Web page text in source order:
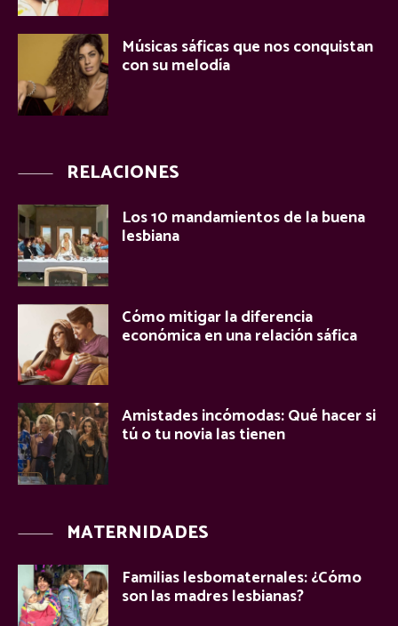
Músicas sáficas que nos conquistan
con su melodía
RELACIONES
Los 10 mandamientos de la buena
lesbiana
Cómo mitigar la diferencia
económica en una relación sáfica
Amistades incómodas: Qué hacer si
tú o tu novia las tienen
MATERNIDADES
Familias lesbomaternales: ¿Cómo
son las madres lesbianas?